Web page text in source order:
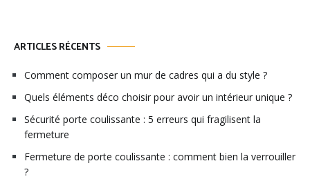
ARTICLES RÉCENTS
Comment composer un mur de cadres qui a du style ?
Quels éléments déco choisir pour avoir un intérieur unique ?
Sécurité porte coulissante : 5 erreurs qui fragilisent la
fermeture
Fermeture de porte coulissante : comment bien la verrouiller
?